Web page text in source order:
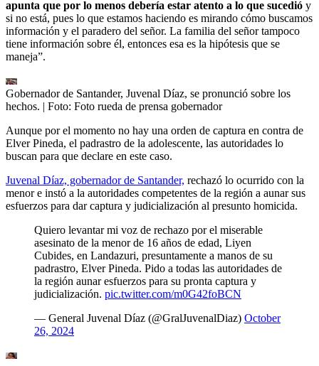
apunta que por lo menos debería estar atento a lo que sucedió y
si no está, pues lo que estamos haciendo es mirando cómo buscamos
información y el paradero del señor. La familia del señor tampoco
tiene información sobre él, entonces esa es la hipótesis que se
maneja”.
Gobernador de Santander, Juvenal Díaz, se pronunció sobre los
hechos. | Foto: Foto rueda de prensa gobernador
Aunque por el momento no hay una orden de captura en contra de
Elver Pineda, el padrastro de la adolescente, las autoridades lo
buscan para que declare en este caso.
Juvenal Díaz, gobernador de Santander, rechazó lo ocurrido con la
menor e instó a la autoridades competentes de la región a aunar sus
esfuerzos para dar captura y judicialización al presunto homicida.
Quiero levantar mi voz de rechazo por el miserable
asesinato de la menor de 16 años de edad, Liyen
Cubides, en Landazuri, presuntamente a manos de su
padrastro, Elver Pineda. Pido a todas las autoridades de
la región aunar esfuerzos para su pronta captura y
judicialización. pic.twitter.com/m0G42foBCN
— General Juvenal Díaz (@GralJuvenalDiaz) October
26, 2024